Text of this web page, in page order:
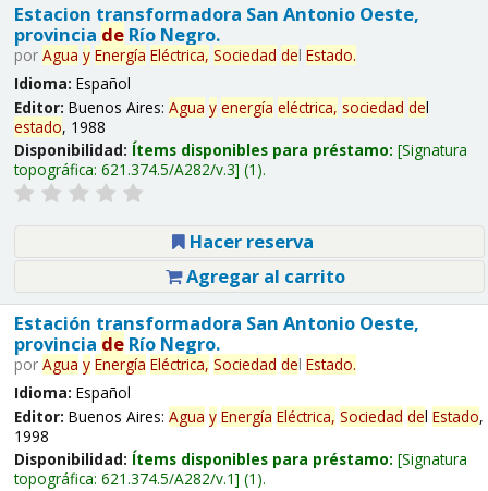
Estacion transformadora San Antonio Oeste,
provincia deRío Negro.
por Agua y Energía Eléctrica, Sociedad del Estado.
Idioma: Español
Editor: Buenos Aires: Agua y energía eléctrica, sociedad del
estado, 1988
Disponibilidad: Ítems disponibles para préstamo: Signatura
topográfica: 621.374.5/A282/v.3 (1).
Hacer reserva
Agregar al carrito
Estación transformadora San Antonio Oeste,
provincia deRío Negro.
por Agua y Energía Eléctrica, Sociedad del Estado.
Idioma: Español
Editor: Buenos Aires: Agua y Energía Eléctrica, Sociedad del Estado,
1998
Disponibilidad: Ítems disponibles para préstamo: Signatura
topográfica: 621.374.5/A282/v.1 (1).